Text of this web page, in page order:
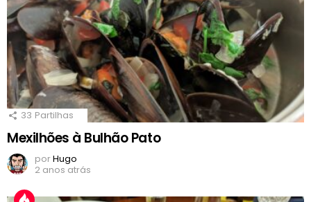
33 Partilhas
Mexilhões à Bulhão Pato
porHugo
2 anos atrás